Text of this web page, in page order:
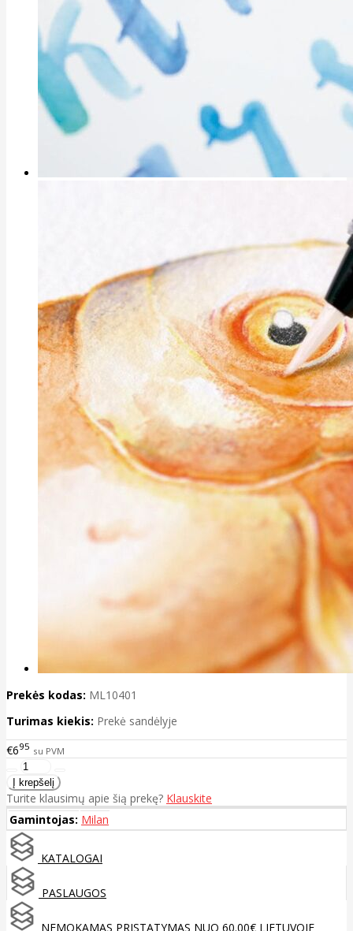
Prekės kodas: ML10401
Turimas kiekis: Prekė sandėlyje
€695 su PVM
Turite klausimų apie šią prekę? Klauskite
Gamintojas: Milan
KATALOGAI
PASLAUGOS
NEMOKAMAS PRISTATYMAS NUO 60.00€ LIETUVOJE